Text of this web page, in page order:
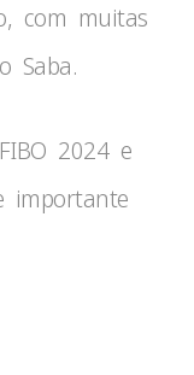
com muitas
Saba.
2024 e
importante